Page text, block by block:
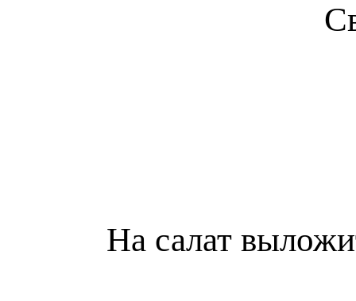
На салат